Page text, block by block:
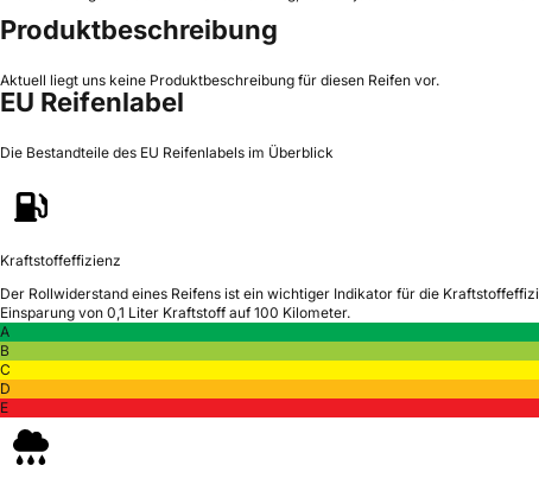
Produktbeschreibung
Aktuell liegt uns keine Produktbeschreibung für diesen Reifen vor.
EU Reifenlabel
Die Bestandteile des EU Reifenlabels im Überblick
Kraftstoffeffizienz
Der Rollwiderstand eines Reifens ist ein wichtiger Indikator für die
Einsparung von 0,1 Liter Kraftstoff auf 100 Kilometer.
A
B
C
D
E